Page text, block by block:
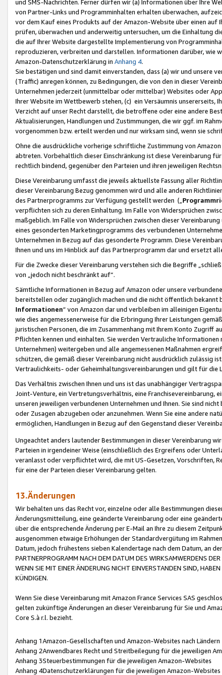
und SMS-Nachrichten. Ferner dürfen wir (a) Informationen über Ihre
von Partner-Links und Programminhalten erhalten überwachen,
vor dem Kauf eines Produkts auf der Amazon-Website über einen
prüfen, überwachen und anderweitig untersuchen, um die Einhaltung
die auf Ihrer Website dargestellte Implementierung von
reproduzieren, verbreiten und darstellen. Informationen darüber, wie
Amazon-Datenschutzerklärung in Anhang 4.
Sie bestätigen und sind damit einverstanden, dass (a) wir und
(Traffic) anregen können, zu Bedingungen, die von den in dieser
Unternehmen jederzeit (unmittelbar oder mittelbar) Websites oder
Ihrer Website im Wettbewerb stehen, (c) ein Versäumnis unsererseits,
Verzicht auf unser Recht darstellt, die betroffene oder eine andere
Aktualisierungen, Handlungen und Zustimmungen, die wir ggf. im
vorgenommen bzw. erteilt werden und nur wirksam sind, wenn sie
Ohne die ausdrückliche vorherige schriftliche Zustimmung von
abtreten. Vorbehaltlich dieser Einschränkung ist diese Vereinbarung
rechtlich bindend, gegenüber den Parteien und ihren jeweiligen
Diese Vereinbarung umfasst die jeweils aktuellste Fassung aller
dieser Vereinbarung Bezug genommen wird und alle anderen
des Partnerprogramms zur Verfügung gestellt werden („
verpflichten sich zu deren Einhaltung. Im Falle von Widersprüchen
maßgeblich. Im Falle von Widersprüchen zwischen dieser
eines gesonderten Marketingprogramms des verbundenen
Unternehmen in Bezug auf das gesonderte Programm. Diese
Ihnen und uns im Hinblick auf das Partnerprogramm dar und ersetzt
Für die Zwecke dieser Vereinbarung verstehen sich die Begriffe
von „jedoch nicht beschränkt auf“.
Sämtliche Informationen in Bezug auf Amazon oder unsere
bereitstellen oder zugänglich machen und die nicht öffentlich
Informationen“ von Amazon dar und verbleiben im alleinigen
wie dies angemessenerweise für die Erbringung Ihrer Leistungen
juristischen Personen, die im Zusammenhang mit Ihrem Konto
Pflichten kennen und einhalten. Sie werden Vertrauliche
Unternehmen) weitergeben und alle angemessenen Maßnahmen
schützen, die gemäß dieser Vereinbarung nicht ausdrücklich zulässig
Vertraulichkeits- oder Geheimhaltungsvereinbarungen und gilt für die
Das Verhältnis zwischen Ihnen und uns ist das unabhängiger
Joint-Venture, ein Vertretungsverhältnis, eine Franchisevereinbarung,
unseren jeweiligen verbundenen Unternehmen und Ihnen. Sie sind
oder Zusagen abzugeben oder anzunehmen. Wenn Sie eine andere
ermöglichen, Handlungen in Bezug auf den Gegenstand dieser
Ungeachtet anders lautender Bestimmungen in dieser Vereinbarung
Parteien in irgendeiner Weise (einschließlich des Ergreifens oder
veranlasst oder verpflichtet wird, die mit US-Gesetzen, Vorschriften,
für eine der Parteien dieser Vereinbarung gelten.
13.Änderungen
Wir behalten uns das Recht vor, einzelne oder alle Bestimmungen
Änderungsmitteilung, eine geänderte Vereinbarung oder eine
über die entsprechende Änderung per E-Mail an Ihre zu diesem
ausgenommen etwaige Erhöhungen der Standardvergütung im
Datum, jedoch frühestens sieben Kalendertage nach dem Datum, an
PARTNERPROGRAMM NACH DEM DATUM DES WIRKSAMWERDENS
WENN SIE MIT EINER ÄNDERUNG NICHT EINVERSTANDEN SIND,
KÜNDIGEN.
Wenn Sie diese Vereinbarung mit Amazon France Services SAS
gelten zukünftige Änderungen an dieser Vereinbarung für Sie und
Core S.à r.l. bezieht.
Anhang 1Amazon-Gesellschaften und Amazon-Websites nach Ländern
Anhang 2Anwendbares Recht und Streitbeilegung für die jeweiligen
Anhang 3Steuerbestimmungen für die jeweiligen Amazon-Websites
Anhang 4Datenschutzerklärungen für die jeweiligen Amazon-Websites